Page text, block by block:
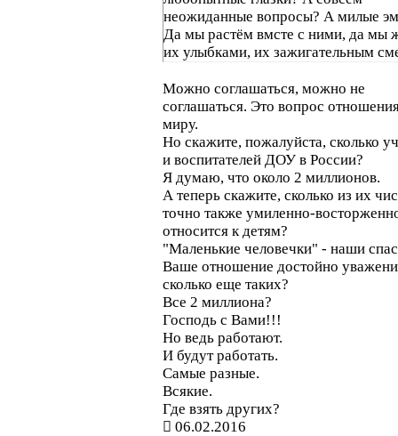
неожиданные вопросы? А милые
Да мы растём вмсте с ними, да мы
их улыбками, их зажигательным
Можно соглашаться, можно не
соглашаться. Это вопрос
миру.
Но скажите, пожалуйста, сколько
и воспитателей ДОУ в России?
Я думаю, что около 2 миллионов.
А теперь скажите, сколько из их
точно также умиленно-
относится к детям?
"Маленькие человечки" - наши
Ваше отношение достойно
сколько еще таких?
Все 2 миллиона?
Господь с Вами!!!
Но ведь работают.
И будут работать.
Самые разные.
Всякие.
Где взять других?
06.02.2016